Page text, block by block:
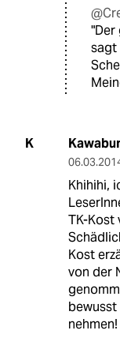
"Der
sagt
K
Khihihi,
TK-Kost
Kost
von der
bewusst